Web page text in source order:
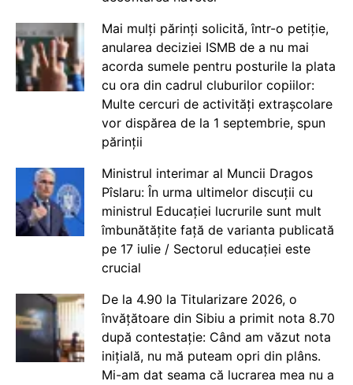
Mai mulți părinți solicită, într-o petiție,
anularea deciziei ISMB de a nu mai
acorda sumele pentru posturile la plata
cu ora din cadrul cluburilor copiilor:
Multe cercuri de activități extrașcolare
vor dispărea de la 1 septembrie, spun
părinții
Ministrul interimar al Muncii Dragos
Pîslaru: În urma ultimelor discuții cu
ministrul Educației lucrurile sunt mult
îmbunătățite față de varianta publicată
pe 17 iulie / Sectorul educației este
crucial
De la 4.90 la Titularizare 2026, o
învățătoare din Sibiu a primit nota 8.70
după contestație: Când am văzut nota
inițială, nu mă puteam opri din plâns.
Mi-am dat seama că lucrarea mea nu a